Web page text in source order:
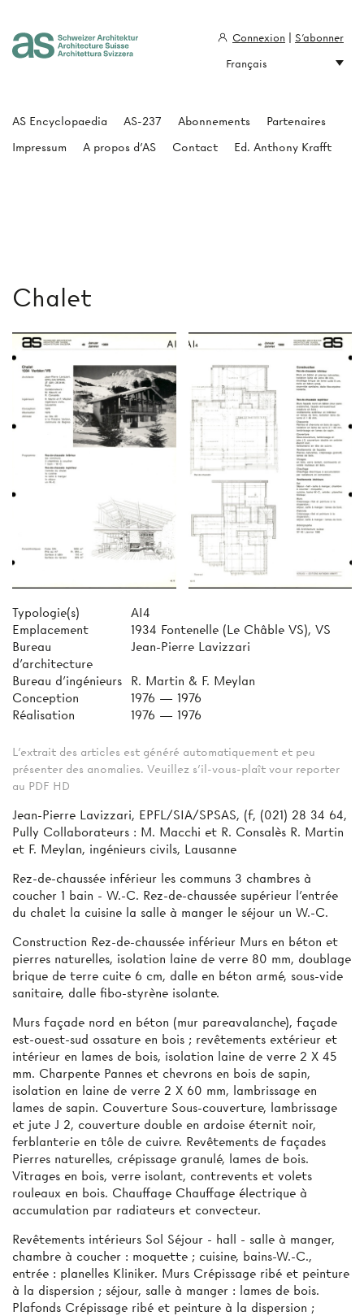
Chalet
Typologie(s)
AI4
Emplacement
1934 Fontenelle (Le Châble VS), VS
Bureau
d'architecture
Jean-Pierre Lavizzari
Bureau d'ingénieurs
R. Martin & F. Meylan
Conception
1976 — 1976
Réalisation
1976 — 1976
L'extrait des articles est généré automatiquement et peu
présenter des anomalies. Veuillez s'il-vous-plaît vour reporter
au PDF HD
Jean-Pierre Lavizzari, EPFL/SIA/SPSAS, (f, (021) 28 34 64,
Pully Collaborateurs : M. Macchi et R. Consalès R. Martin
et F. Meylan, ingénieurs civils, Lausanne
Rez-de-chaussée inférieur les communs 3 chambres à
coucher 1 bain - W.-C. Rez-de-chaussée supérieur l’entrée
du chalet la cuisine la salle à manger le séjour un W.-C.
Construction Rez-de-chaussée inférieur Murs en béton et
pierres naturelles, isolation laine de verre 80 mm, doublage
brique de terre cuite 6 cm, dalle en béton armé, sous-vide
sanitaire, dalle fibo-styrène isolante.
Murs façade nord en béton (mur pareavalanche), façade
est-ouest-sud ossature en bois ; revêtements extérieur et
intérieur en lames de bois, isolation laine de verre 2 X 45
mm. Charpente Pannes et chevrons en bois de sapin,
isolation en laine de verre 2 X 60 mm, lambrissage en
lames de sapin. Couverture Sous-couverture, lambrissage
et jute J 2, couverture double en ardoise éternit noir,
ferblanterie en tôle de cuivre. Revêtements de façades
Pierres naturelles, crépissage granulé, lames de bois.
Vitrages en bois, verre isolant, contrevents et volets
rouleaux en bois. Chauffage Chauffage électrique à
accumulation par radiateurs et convecteur.
Revêtements intérieurs Sol Séjour - hall - salle à manger,
chambre à coucher : moquette ; cuisine, bains-W.-C.,
entrée : planelles Kliniker. Murs Crépissage ribé et peinture
à la dispersion ; séjour, salle à manger : lames de bois.
Plafonds Crépissage ribé et peinture à la dispersion ;
AS Encyclopaedia AS-237 Abonnements
Partenaires
Impressum
A propos d'AS Contact Ed. Anthony Krafft
Connexion
S'abonner
Français